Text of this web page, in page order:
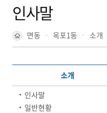
인사말
면동 옥포1동 소개
소개
인사말
일반현황